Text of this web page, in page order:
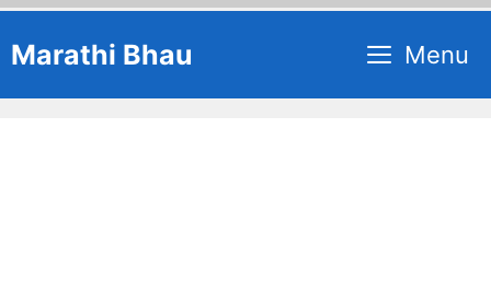
toMarathi Bhau Menu